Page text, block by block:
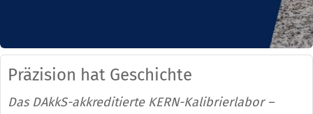
Präzision hat Geschichte
Das DAkkS-akkreditierte KERN-Kalibrierlabor –